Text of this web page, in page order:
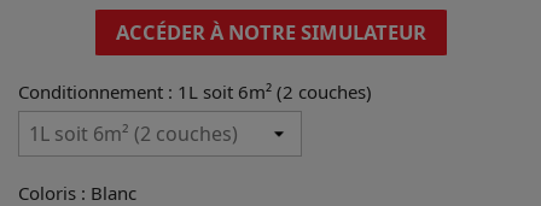
ACCÉDER À NOTRE SIMULATEUR
Conditionnement : 1L soit 6m² (2 couches)
Coloris : Blanc